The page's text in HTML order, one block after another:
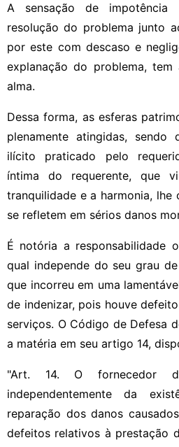
A sensação de
resolução do problema junto
por este com descaso e
explanação do problema,
alma.
Dessa forma, as esferas
plenamente atingidas,
ilícito praticado pelo
íntima do requerente, que
tranquilidade e a harmonia, lhe
se refletem em sérios danos
É notória a responsabilidade
qual independe do seu grau
que incorreu em uma
de indenizar, pois houve
serviços. O Código de Defesa
a matéria em seu artigo 14,
"Art. 14. O fornecedor
independentemente da
reparação dos danos
defeitos relativos à prestação